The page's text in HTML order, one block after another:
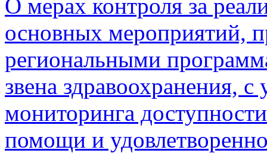
О мерах контроля за
основных мероприятий,
региональными
звена здравоохранения,
мониторинга
помощи и